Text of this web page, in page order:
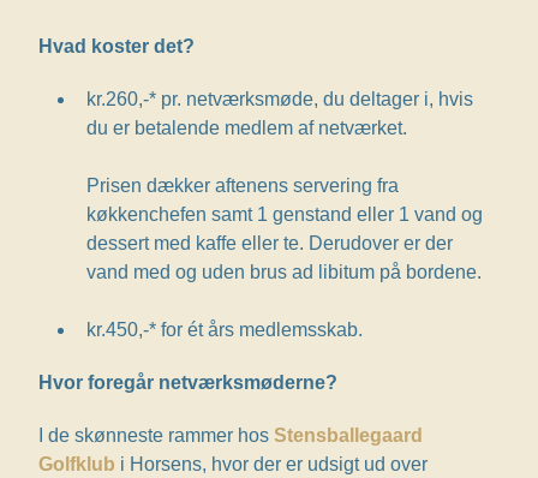
Hvad koster det?
kr.260,-* pr. netværksmøde, du deltager i, hvis
du er betalende medlem af netværket.
Prisen dækker aftenens servering fra
køkkenchefen samt 1 genstand eller 1 vand og
dessert med kaffe eller te. Derudover er der
vand med og uden brus ad libitum på bordene.
kr.450,-* for ét års medlemsskab.
Hvor foregår netværksmøderne?
I de skønneste rammer hos Stensballegaard
Golfklub i Horsens, hvor der er udsigt ud over